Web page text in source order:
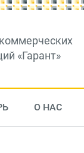
«Гарант»
О НАС